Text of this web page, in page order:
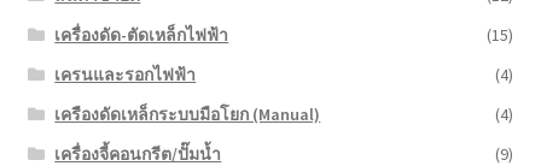
เครื่องดัด-ตัดเหล็กไฟฟ้า
(15)
เครนและรอกไฟฟ้า
(4)
เครืองดัดเหล็กระบบมือโยก (Manual)
(4)
เครื่องจี้คอนกรีต/ปั๊มน้ำ
(9)